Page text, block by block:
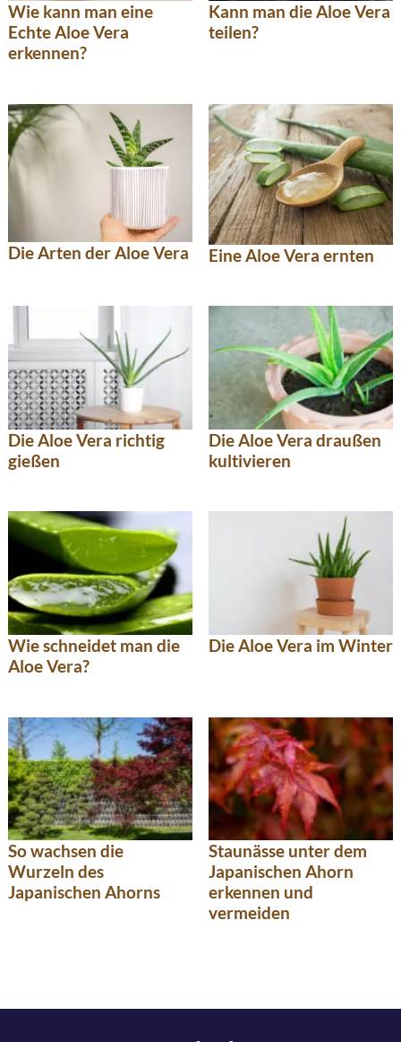
Wie kann man eine
Echte Aloe Vera
erkennen?
Kann man die Aloe Vera
teilen?
Die Arten der Aloe Vera Eine Aloe Vera ernten
Die Aloe Vera richtig
gießen
Die Aloe Vera draußen
kultivieren
Wie schneidet man die
Aloe Vera?
Die Aloe Vera im Winter
So wachsen die
Wurzeln des
Japanischen Ahorns
Staunässe unter dem
Japanischen Ahorn
erkennen und
vermeiden